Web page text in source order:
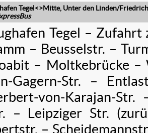
Tegel<>Mitte, Unter den Linden/
Tegel –
– Beusselstr. –
– Moltkebrücke –
Gagern-Str. –
von-Karajan-Str.
– Leipziger Str.
–